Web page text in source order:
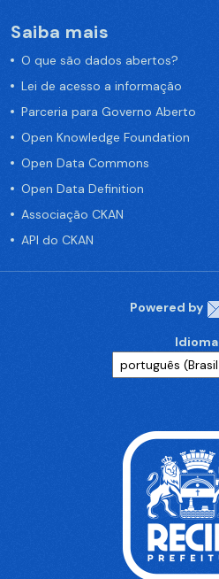
Saiba mais
O que são dados abertos?
Lei de acesso a informação
Parceria para Governo Aberto
Open Knowledge Foundation
Open Data Commons
Open Data Definition
Associação CKAN
API do CKAN
Powered by
Idioma